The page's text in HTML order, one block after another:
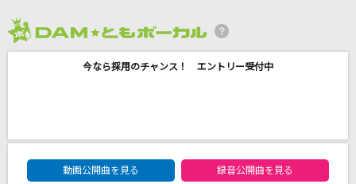
ウィーゴー!
今なら採用のチャンス！ エントリー受付中
DAM★ともボーカルエントリーランキング
動画公開曲を見る
録音公開曲を見る